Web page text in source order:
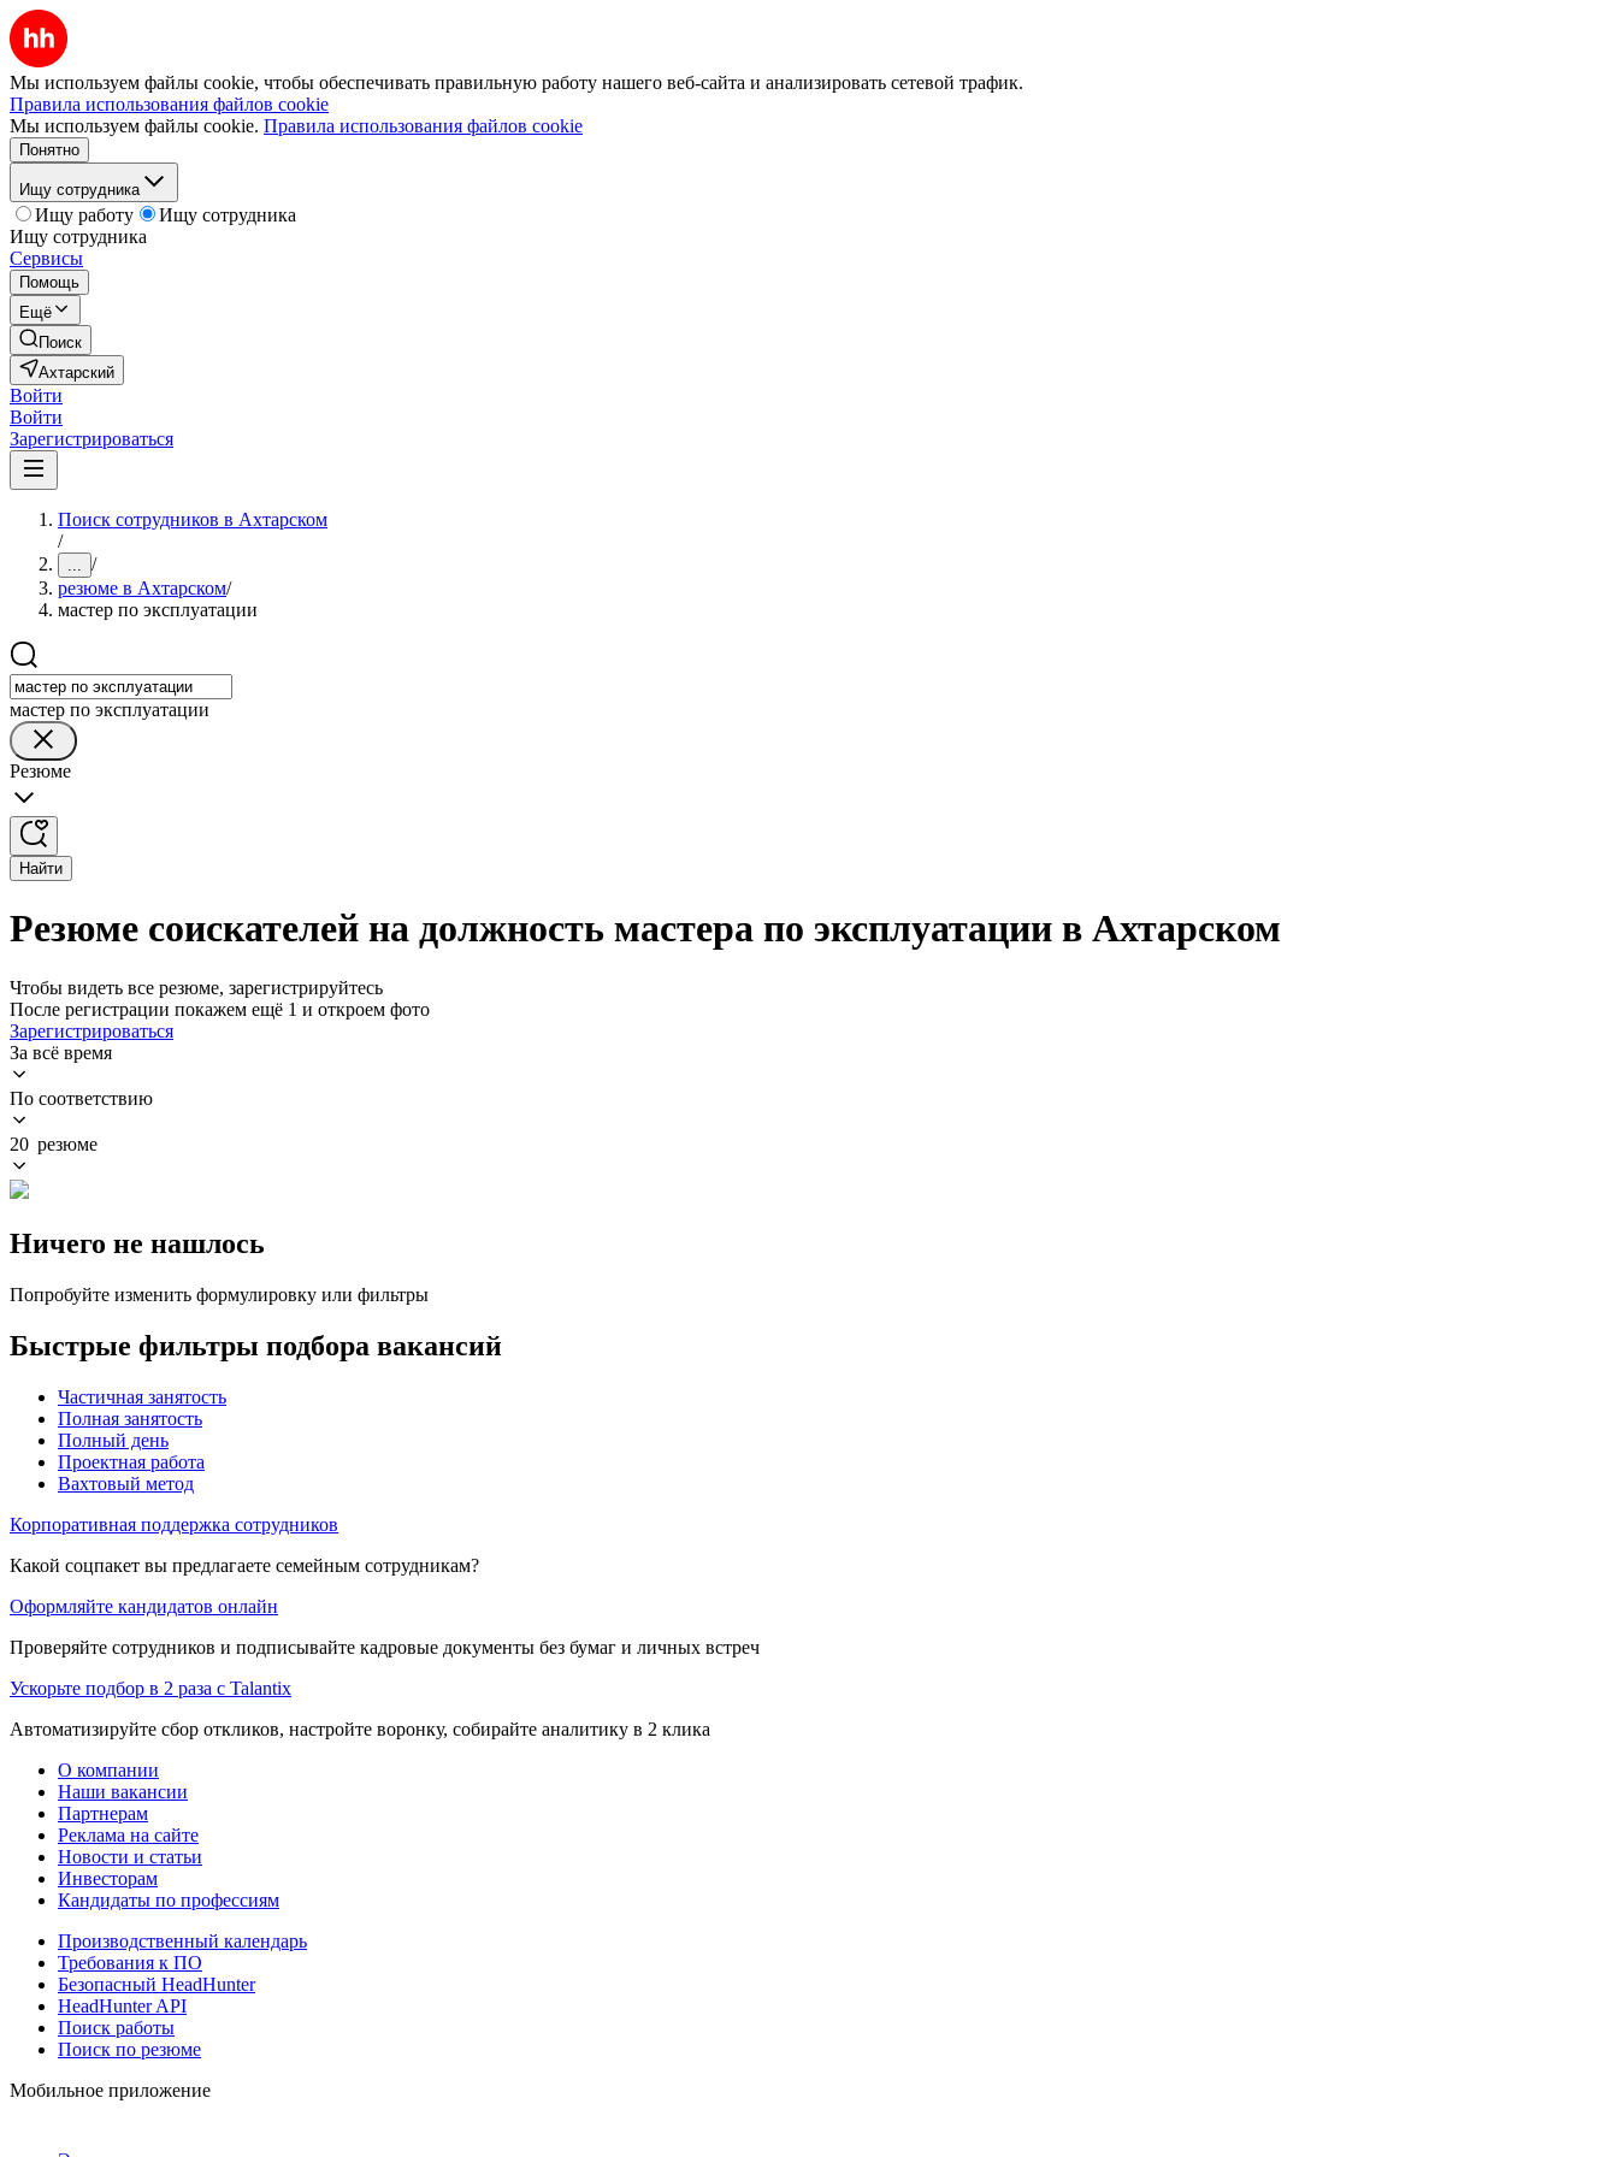
Мы используем файлы cookie, чтобы обеспечивать правильную работу нашего веб-сайта и анализировать сетевой трафик.
Правила использования файлов cookie
Мы используем файлы cookie. Правила использования файлов cookie
Понятно
Ищу сотрудника
Ищу работу
Ищу сотрудника
Ищу сотрудника
Сервисы
Помощь
Ещё
Поиск
Ахтарский
Войти
Войти
Зарегистрироваться
Поиск сотрудников в Ахтарском
/
... /
резюме в Ахтарском/
мастер по эксплуатации
мастер по эксплуатации
Резюме
Найти
Резюме соискателей на должность мастера по эксплуатации в Ахтарском
Чтобы видеть все резюме, зарегистрируйтесь
После регистрации покажем ещё 1 и откроем фото
Зарегистрироваться
За всё время
По соответствию
20 резюме
Ничего не нашлось
Попробуйте изменить формулировку или фильтры
Быстрые фильтры подбора вакансий
Частичная занятость
Полная занятость
Полный день
Проектная работа
Вахтовый метод
Корпоративная поддержка сотрудников
Какой соцпакет вы предлагаете семейным сотрудникам?
Оформляйте кандидатов онлайн
Проверяйте сотрудников и подписывайте кадровые документы без бумаг и личных встреч
Ускорьте подбор в 2 раза с Talantix
Автоматизируйте сбор откликов, настройте воронку, собирайте аналитику в 2 клика
О компании
Наши вакансии
Партнерам
Реклама на сайте
Новости и статьи
Инвесторам
Кандидаты по профессиям
Производственный календарь
Требования к ПО
Безопасный HeadHunter
HeadHunter API
Поиск работы
Поиск по резюме
Мобильное приложение